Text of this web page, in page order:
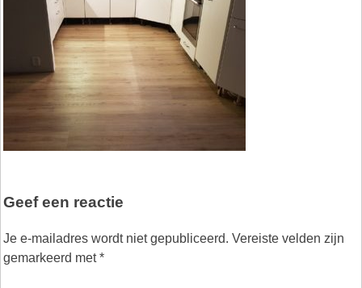
Geef een reactie
Je e-mailadres wordt niet gepubliceerd. Vereiste velden zijn
gemarkeerd met*